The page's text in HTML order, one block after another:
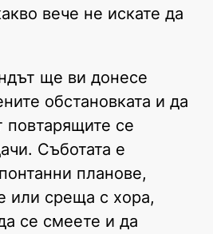
вече не искате да
ще ви донесе
обстановката и да
повтарящите се
Съботата е
планове,
или среща с хора,
се смеете и да